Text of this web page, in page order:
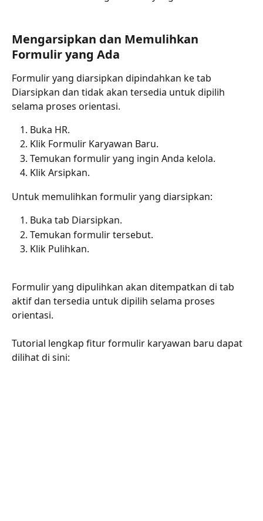
Mengarsipkan dan Memulihkan
Formulir yang Ada
Formulir yang diarsipkan dipindahkan ke tab
Diarsipkan dan tidak akan tersedia untuk dipilih
selama proses orientasi.
Buka HR.
Klik Formulir Karyawan Baru.
Temukan formulir yang ingin Anda kelola.
Klik Arsipkan.
Untuk memulihkan formulir yang diarsipkan:
Buka tab Diarsipkan.
Temukan formulir tersebut.
Klik Pulihkan.
Formulir yang dipulihkan akan ditempatkan di tab
aktif dan tersedia untuk dipilih selama proses
orientasi.
Tutorial lengkap fitur formulir karyawan baru dapat
dilihat di sini: